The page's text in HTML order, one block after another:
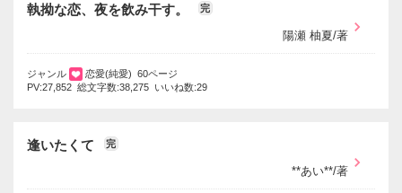
執拗な恋、夜を飲み干す。 完
陽瀬 柚夏/著
ジャンル
恋愛(純愛) 60ページ
PV:27,852 総文字数:38,275 いいね数:29
逢いたくて 完
**あい**/著